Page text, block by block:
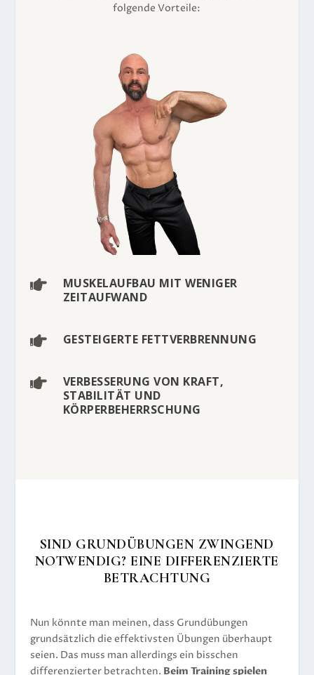
folgende Vorteile:

MUSKELAUFBAU MIT WENIGER
ZEITAUFWAND
 GESTEIGERTE FETTVERBRENNUNG

VERBESSERUNG VON KRAFT,
STABILITÄT UND
KÖRPERBEHERRSCHUNG
SIND GRUNDÜBUNGEN ZWINGEND
NOTWENDIG? EINE DIFFERENZIERTE
BETRACHTUNG
Nun könnte man meinen, dass Grundübungen
grundsätzlich die effektivsten Übungen überhaupt
seien. Das muss man allerdings ein bisschen
differenzierter betrachten. Beim Training spielen